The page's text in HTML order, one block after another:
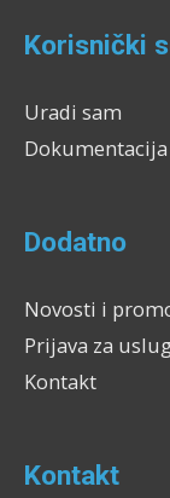
Korisnički
Uradi sam
Dokumentacija
Dodatno
Novosti i
Prijava za
Kontakt
Kontakt